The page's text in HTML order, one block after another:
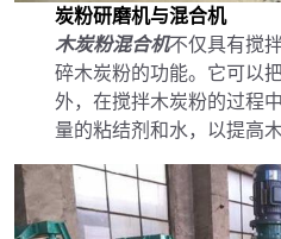
炭粉研磨机与混合机
木炭粉混合机不仅具有搅
碎木炭粉的功能。它可以
外，在搅拌木炭粉的过程
量的粘结剂和水，以提高